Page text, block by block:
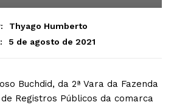
Thyago Humberto
5 de agosto de 2021
Buchdid, da 2ª Vara da Fazenda
Registros Públicos da comarca